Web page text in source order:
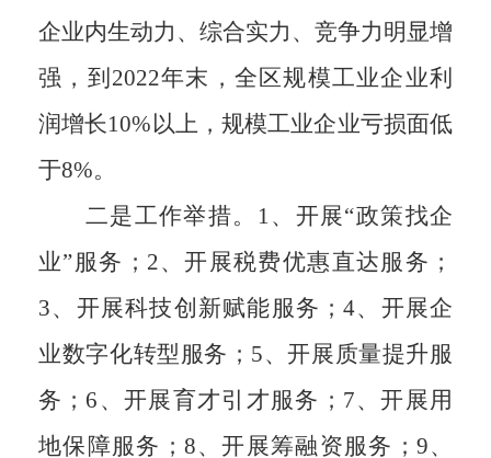
企业内生动力、综合实力、竞争力明显增
强，到2022年末，全 区规模工业企业利
润增长10%以上，规模工业企业亏损面低
于8%。
二是工作举措。 1、 开展“政策找企
业”服务 ； 2、开展税费优惠直达服务 ；
3、 开展科技创新赋能服务 ； 4、 开展企
业数字化转型服务 ； 5、开展质量提升服
务 ； 6、开展育才引才服务 ； 7、开展用
地保障服务 ； 8、开展筹融资服务 ； 9、